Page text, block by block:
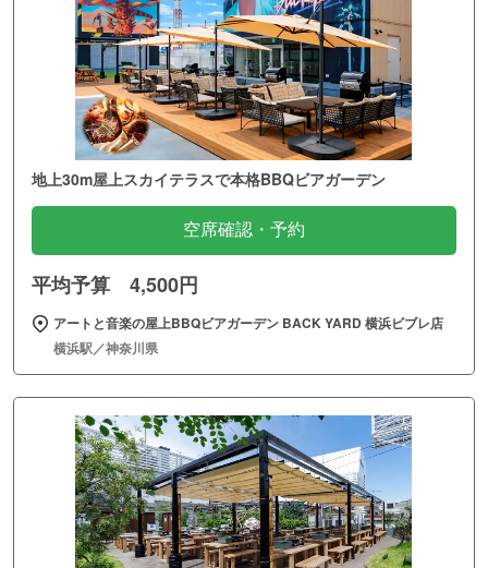
地上30m屋上スカイテラスで本格BBQビアガーデン
空席確認・予約
平均予算 4,500円
アートと音楽の屋上BBQビアガーデン BACK YARD 横浜ビブレ店
横浜駅／神奈川県